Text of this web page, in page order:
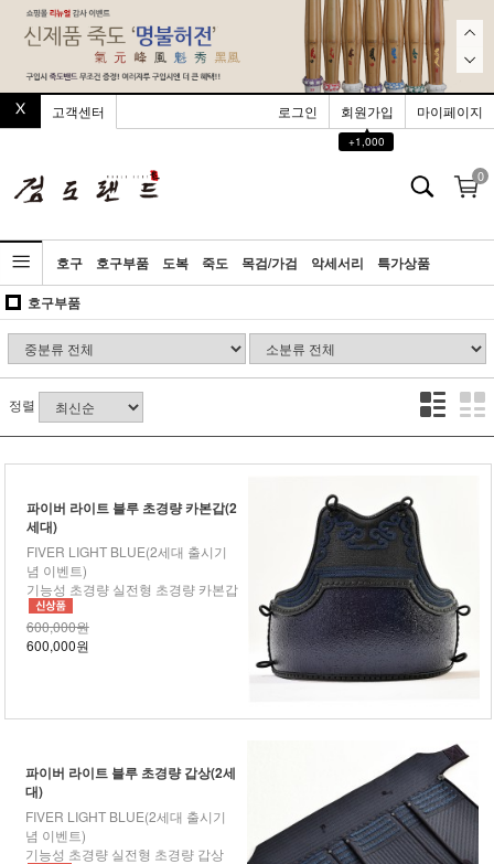
고객센터 로그인 회원가입
▲
+1,000
마이페이지
0
호구 호구부품 도복 죽도 목검/가검 악세서리
특가상품
호구부품
정렬
파이버 라이트 블루 초경량 카본갑(2
세대)
FIVER LIGHT BLUE(2세대 출시기
념 이벤트)
기능성 초경량 실전형 초경량 카본갑
600,000원
600,000원
파이버 라이트 블루 초경량 갑상(2세
대)
FIVER LIGHT BLUE(2세대 출시기
념 이벤트)
기능성 초경량 실전형 초경량 갑상